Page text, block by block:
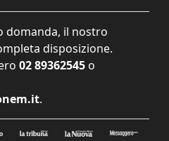
domanda, il nostro
disposizione.
02 89362545 o
.